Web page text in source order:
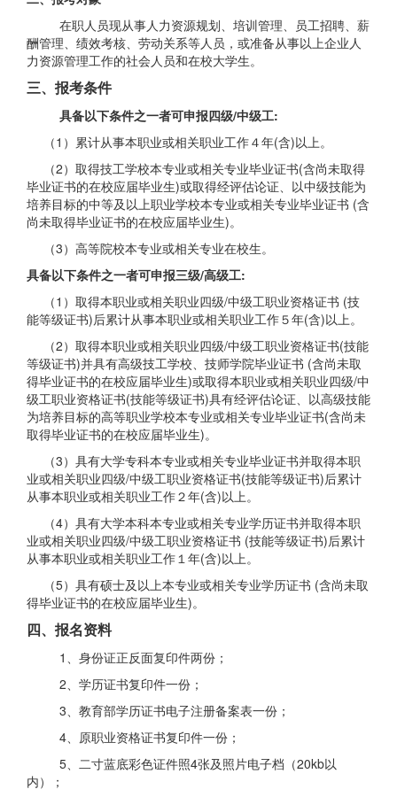
在职人员现从事人力资源规划、培训管理、员工招聘、薪
酬管理、绩效考核、劳动关系等人员，或准备从事以上企业人
力资源管理工作的社会人员和在校大学生。
三、报考条件
具备以下条件之一者可申报四级/中级工:
（1）累计从事本职业或相关职业工作４年(含)以上。
（2）取得技工学校本专业或相关专业毕业证书(含尚未取得
毕业证书的在校应届毕业生)或取得经评估论证、以中级技能为
培养目标的中等及以上职业学校本专业或相关专业毕业证书 (含
尚未取得毕业证书的在校应届毕业生)。
（3）高等院校本专业或相关专业在校生。
具备以下条件之一者可申报三级/高级工:
（1）取得本职业或相关职业四级/中级工职业资格证书 (技
能等级证书)后累计从事本职业或相关职业工作５年(含)以上。
（2）取得本职业或相关职业四级/中级工职业资格证书(技能
等级证书)并具有高级技工学校、技师学院毕业证书 (含尚未取
得毕业证书的在校应届毕业生)或取得本职业或相关职业四级/中
级工职业资格证书(技能等级证书)具有经评估论证、以高级技能
为培养目标的高等职业学校本专业或相关专业毕业证书(含尚未
取得毕业证书的在校应届毕业生)。
（3）具有大学专科本专业或相关专业毕业证书并取得本职
业或相关职业四级/中级工职业资格证书(技能等级证书)后累计
从事本职业或相关职业工作２年(含)以上。
（4）具有大学本科本专业或相关专业学历证书并取得本职
业或相关职业四级/中级工职业资格证书 (技能等级证书)后累计
从事本职业或相关职业工作１年(含)以上。
（5）具有硕士及以上本专业或相关专业学历证书 (含尚未取
得毕业证书的在校应届毕业生)。
四、报名资料
1、身份证正反面复印件两份；
2、学历证书复印件一份；
3、教育部学历证书电子注册备案表一份；
4、原职业资格证书复印件一份；
5、二寸蓝底彩色证件照4张及照片电子档（20kb以
内）；